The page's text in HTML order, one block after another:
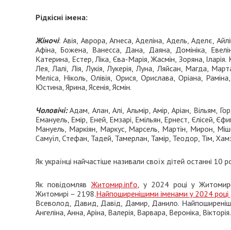
Рідкісні імена:
Жіночі: Авія, Аврора, Агнеса, Аделіна, Адель, Аделє,
Афіна, Божена, Ванесса, Дана, Даяна, Домініка,
Катерина, Естер, Ліка, Єва-Марія, Жасмін, Зоряна,
Лея, Лалі, Лія, Лукія, Лукерія, Луна, Ляйсан, Магда,
Меліса, Ніколь, Олівія, Орися, Орислава, Оріана,
Юстина, Ярина, Ясенія, Ясмін.
Чоловічі:Адам, Алан, Алі, Альмір, Амір, Аріан, Вільям,
Емануель, Емір, Еней, Емзарі, Емільян, Ернест, Єлісей,
Мануель, Маркіян, Маркус, Марсель, Мартін, Мирон,
Самуїл, Стефан, Тадей, Тамерлан, Тамір, Теодор, Тім,
Як українці найчастіше називали своїх дітей останні 10
Як повідомляв Житомир.info, у 2024 році у
Житомирі – 2198.Найпоширенішими іменами у 2024 році
Всеволод, Давид, Давід, Дамир, Данило.
Ангеліна, Анна, Аріна, Валерія, Варвара, Вероніка, Вікторія.